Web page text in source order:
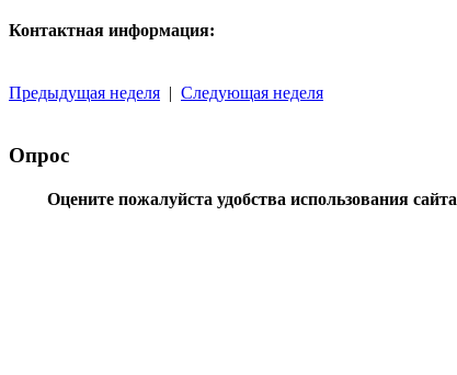
Контактная информация:
Предыдущая неделя | Следующая неделя
Опрос
Оцените пожалуйста удобства использования сайта